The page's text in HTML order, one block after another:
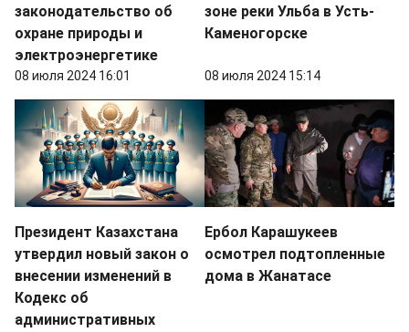
законодательство об
охране природы и
электроэнергетике
08 июля 2024 16:01
зоне реки Ульба в Усть-
Каменогорске
08 июля 2024 15:14
Президент Казахстана
утвердил новый закон о
внесении изменений в
Кодекс об
административных
Ербол Карашукеев
осмотрел подтопленные
дома в Жанатасе